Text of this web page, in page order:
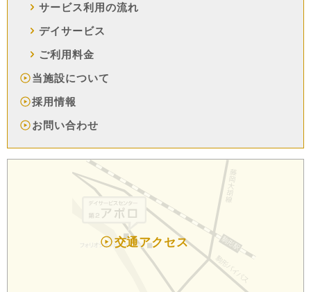
サービス利用の流れ
デイサービス
ご利用料金
当施設について
採用情報
お問い合わせ
交通アクセス